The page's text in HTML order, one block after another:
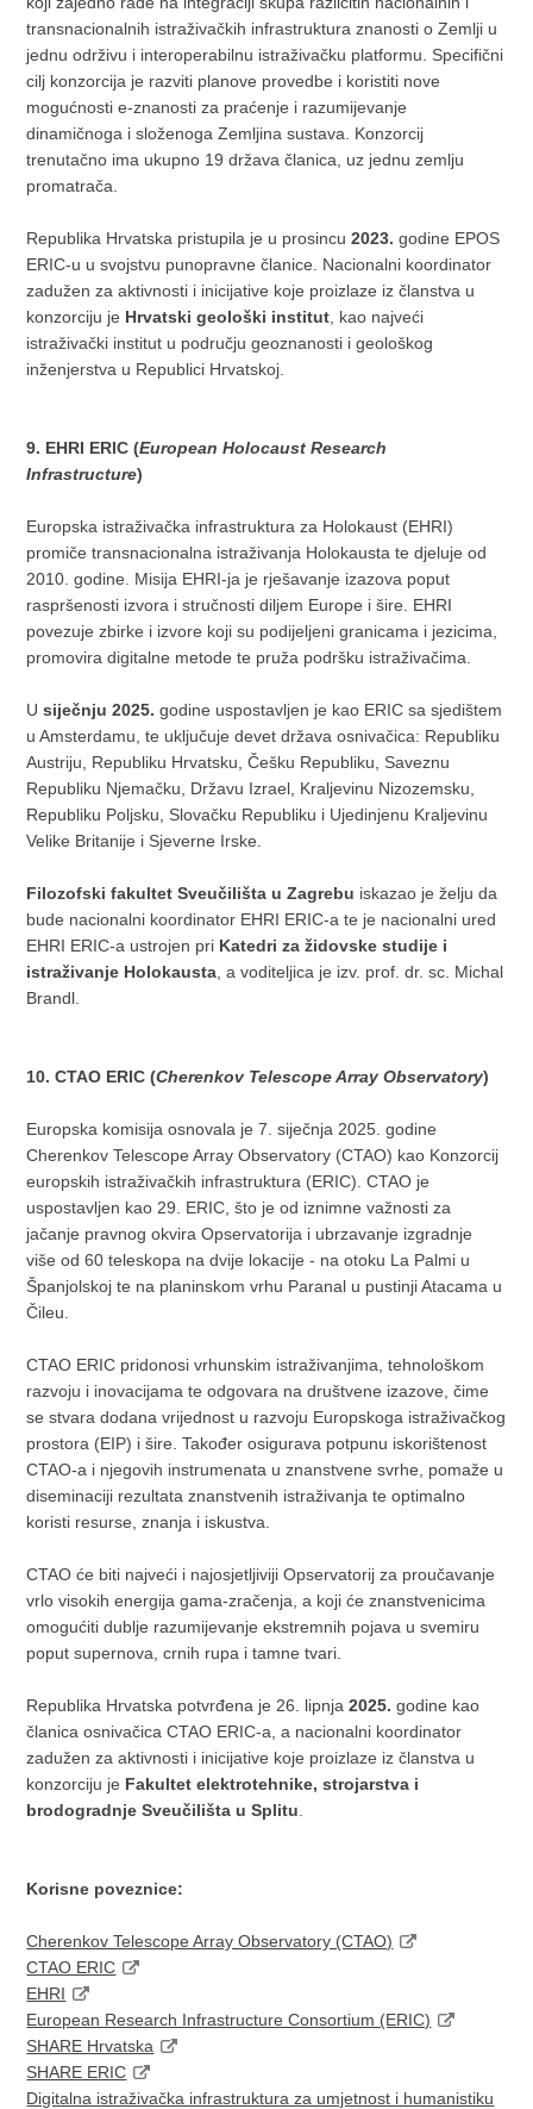
transnacionalnih istraživačkih infrastruktura znanosti o Zemlji u
jednu održivu i interoperabilnu istraživačku platformu. Specifični
cilj konzorcija je razviti planove provedbe i koristiti nove
mogućnosti e-znanosti za praćenje i razumijevanje
dinamičnoga i složenoga Zemljina sustava. Konzorcij
trenutačno ima ukupno 19 država članica, uz jednu zemlju
promatrača.
Republika Hrvatska pristupila je u prosincu2023. godine EPOS
ERIC-u u svojstvu punopravne članice. Nacionalni koordinator
zadužen za aktivnosti i inicijative koje proizlaze iz članstva u
konzorciju je Hrvatski geološki institut , kao najveći
istraživački institut u području geoznanosti i geološkog
inženjerstva u Republici Hrvatskoj.
9. EHRI ERIC (European Holocaust Research
Infrastructure)
Europska istraživačka infrastruktura za Holokaust (EHRI)
promiče transnacionalna istraživanja Holokausta te djeluje od
2010. godine. Misija EHRI-ja je rješavanje izazova poput
raspršenosti izvora i stručnosti diljem Europe i šire. EHRI
povezuje zbirke i izvore koji su podijeljeni granicama i jezicima,
promovira digitalne metode te pruža podršku istraživačima.
Usiječnju 2025. godine uspostavljen je kao ERIC sa sjedištem
u Amsterdamu, te uključuje devet država osnivačica: Republiku
Austriju, Republiku Hrvatsku, Češku Republiku, Saveznu
Republiku Njemačku, Državu Izrael, Kraljevinu Nizozemsku,
Republiku Poljsku, Slovačku Republiku i Ujedinjenu Kraljevinu
Velike Britanije i Sjeverne Irske.
Filozofski fakultet Sveučilišta u Zagrebu iskazao je želju da
bude nacionalni koordinator EHRI ERIC-a te je nacionalni ured
EHRI ERIC-a ustrojen pri Katedri za židovske studije i
istraživanje Holokausta , a voditeljica je izv. prof. dr. sc. Michal
Brandl.
10. CTAO ERIC (Cherenkov Telescope Array Observatory)
Europska komisija osnovala je 7. siječnja 2025. godine
Cherenkov Telescope Array Observatory (CTAO) kao Konzorcij
europskih istraživačkih infrastruktura (ERIC). CTAO je
uspostavljen kao 29. ERIC, što je od iznimne važnosti za
jačanje pravnog okvira Opservatorija i ubrzavanje izgradnje
više od 60 teleskopa na dvije lokacije - na otoku La Palmi u
Španjolskoj te na planinskom vrhu Paranal u pustinji Atacama u
Čileu.
CTAO ERIC pridonosi vrhunskim istraživanjima, tehnološkom
razvoju i inovacijama te odgovara na društvene izazove, čime
se stvara dodana vrijednost u razvoju Europskoga istraživačkog
prostora (EIP) i šire. Također osigurava potpunu iskorištenost
CTAO-a i njegovih instrumenata u znanstvene svrhe, pomaže u
diseminaciji rezultata znanstvenih istraživanja te optimalno
koristi resurse, znanja i iskustva.
CTAO će biti najveći i najosjetljiviji Opservatorij za proučavanje
vrlo visokih energija gama-zračenja, a koji će znanstvenicima
omogućiti dublje razumijevanje ekstremnih pojava u svemiru
poput supernova, crnih rupa i tamne tvari.
Republika Hrvatska potvrđena je 26. lipnja2025. godine kao
članica osnivačica CTAO ERIC-a, a nacionalni koordinator
zadužen za aktivnosti i inicijative koje proizlaze iz članstva u
konzorciju je Fakultet elektrotehnike, strojarstva i
brodogradnje Sveučilišta u Splitu
Korisne poveznice:
Cherenkov Telescope Array Observatory (CTAO)
CTAO ERIC
EHRI
European Research Infrastructure Consortium (ERIC)
SHARE Hrvatska
SHARE ERIC
Digitalna istraživačka infrastruktura za umjetnost i humanistiku